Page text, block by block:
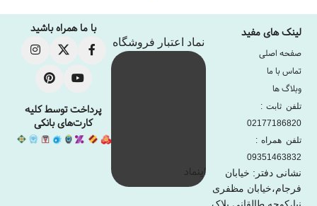
می باشد.
لینک های مفید
صفحه اصلی
تماس با ما
وبلاگ ها
تلفن ثابت :
02177186820
تلفن همراه :
09351463832
نشانی دفتر: خیابان
فرجام،خیابان مظفری
نماد اعتبار فروشگاه
اینماد
با ما همراه باشید
پرداخت توسط کلیه
کارت‌های بانکی